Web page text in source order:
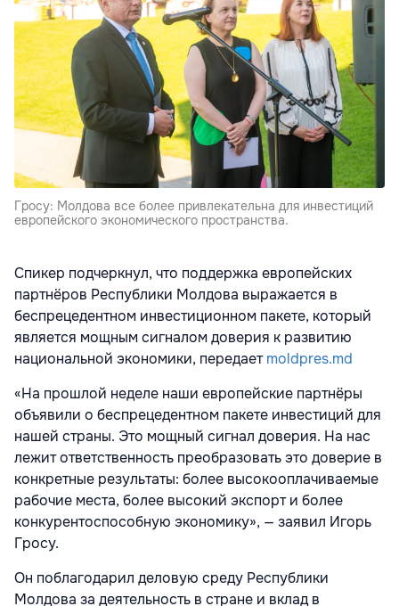
Гросу: Молдова все более привлекательна для инвестиций
европейского экономического пространства.
Спикер подчеркнул, что поддержка европейских
партнёров Республики Молдова выражается в
беспрецедентном инвестиционном пакете, который
является мощным сигналом доверия к развитию
национальной экономики, передаетmoldpres.md
«На прошлой неделе наши европейские партнёры
объявили о беспрецедентном пакете инвестиций для
нашей страны. Это мощный сигнал доверия. На нас
лежит ответственность преобразовать это доверие в
конкретные результаты: более высокооплачиваемые
рабочие места, более высокий экспорт и более
конкурентоспособную экономику», — заявил Игорь
Гросу.
Он поблагодарил деловую среду Республики
Молдова за деятельность в стране и вклад в